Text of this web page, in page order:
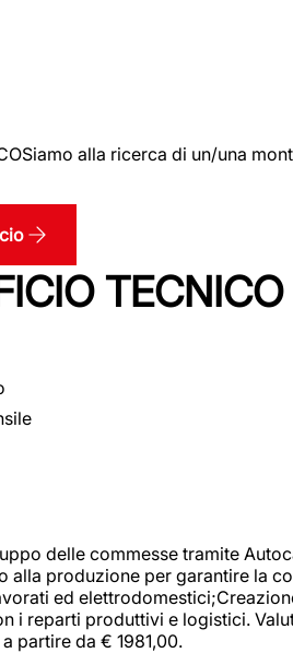
alla ricerca di un/una
delle commesse tramite
alla produzione per garantire la
ed
i reparti produttivi e logistici.
partire da € 1981,00.